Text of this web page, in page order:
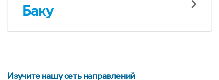
Баку
Изучите нашу сеть направлений